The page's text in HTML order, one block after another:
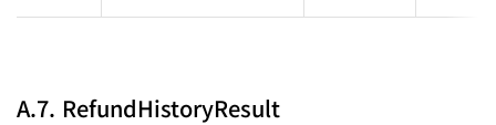
A.7. RefundHistoryResult